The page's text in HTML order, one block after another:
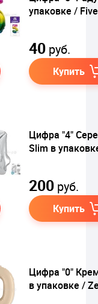
упаковке /
40 руб.
Купить
Цифра "4"
Slim в
200 руб.
Купить
Цифра "0"
в упаковке /